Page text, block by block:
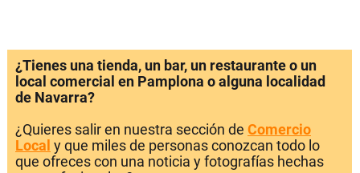
¿Tienes una tienda, un bar, un restaurante o un
local comercial en Pamplona o alguna localidad
de Navarra?
¿Quieres salir en nuestra sección de Comercio
Local y que miles de personas conozcan todo lo
que ofreces con una noticia y fotografías hechas